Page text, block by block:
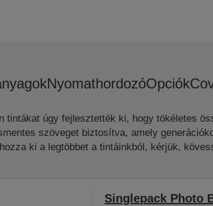
NyomathordozóOpciók
tintákat úgy fejlesztették ki, hogy tökéletes
szöveget biztosítva, amely
ki a legtöbbet a tintáinkból, kérjük,
Singlepack Photo